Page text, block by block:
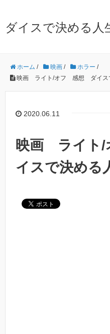
ダイスで決める人
ホーム / 映画 / ホラー /
映画 ライト/オフ 感想 ダイス
2020.06.11
映画 ライ
イスで決める